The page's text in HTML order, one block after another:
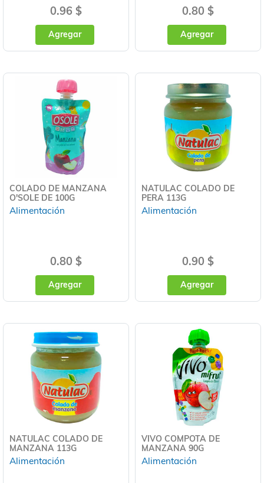
0.96 $
Agregar
0.80 $
Agregar
COLADO DE MANZANA
O'SOLE DE 100G
Alimentación
0.80 $
Agregar
NATULAC COLADO DE
PERA 113G
Alimentación
0.90 $
Agregar
NATULAC COLADO DE
MANZANA 113G
Alimentación
VIVO COMPOTA DE
MANZANA 90G
Alimentación